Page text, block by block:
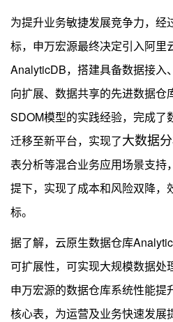
为提升业务敏捷发展竞争力，经
标，申万宏源最终决定引入阿里
AnalyticDB，搭建具备数据接入
向扩展、数据共享的先进数据仓
SDOM模型的实践经验，完成了
迁移至新平台，实现了大数据
表分析等混合业务应用场景支持
提下，实现了成本和风险双降，
标。
据了解，云原生数据仓库
可扩展性，可实现大规模数据处
申万宏源的数据仓库系统性能提
核心表，为运营及业务快速发展